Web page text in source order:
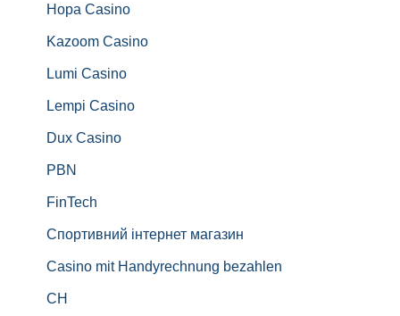
Hopa Casino
Kazoom Casino
Lumi Casino
Lempi Casino
Dux Casino
PBN
FinTech
Спортивний інтернет магазин
Casino mit Handyrechnung bezahlen
CH